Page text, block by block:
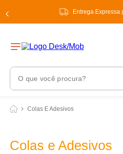
Entrega Expressa
O que você procura?
Colas E Adesivos
Colas e Adesivos
Termos Mais Buscados
2 º